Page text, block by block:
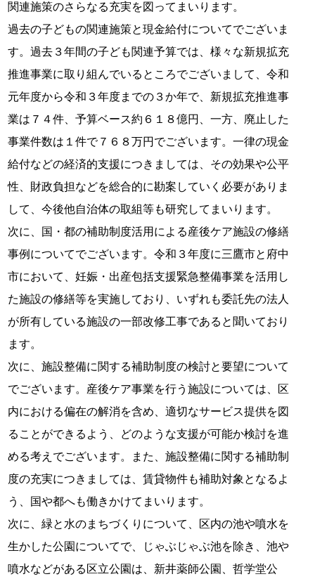
関連施策のさらなる充実を図ってまいります。
過去の子どもの関連施策と現金給付についてでございま
す。過去３年間の子ども関連予算では、様々な新規拡充
推進事業に取り組んでいるところでございまして、令和
元年度から令和３年度までの３か年で、新規拡充推進事
業は７４件、予算ベース約６１８億円、一方、廃止した
事業件数は１件で７６８万円でございます。一律の現金
給付などの経済的支援につきましては、その効果や公平
性、財政負担などを総合的に勘案していく必要がありま
して、今後他自治体の取組等も研究してまいります。
次に、国・都の補助制度活用による産後ケア施設の修繕
事例についてでございます。令和３年度に三鷹市と府中
市において、妊娠・出産包括支援緊急整備事業を活用し
た施設の修繕等を実施しており、いずれも委託先の法人
が所有している施設の一部改修工事であると聞いており
ます。
次に、施設整備に関する補助制度の検討と要望について
でございます。産後ケア事業を行う施設については、区
内における偏在の解消を含め、適切なサービス提供を図
ることができるよう、どのような支援が可能か検討を進
める考えでございます。また、施設整備に関する補助制
度の充実につきましては、賃貸物件も補助対象となるよ
う、国や都へも働きかけてまいります。
次に、緑と水のまちづくりについて、区内の池や噴水を
生かした公園についてで、じゃぶじゃぶ池を除き、池や
噴水などがある区立公園は、新井薬師公園、哲学堂公